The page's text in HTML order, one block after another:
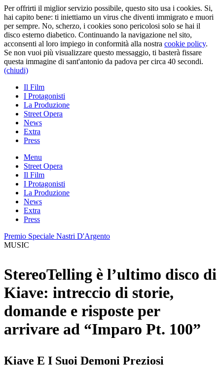
Per offrirti il miglior servizio possibile, questo sito usa i cookies. Si,
hai capito bene: ti iniettiamo un virus che diventi immigrato e muori
per sempre. No, scherzo, i cookies sono pericolosi solo se hai il
disco esterno diabetico. Continuando la navigazione nel sito,
acconsenti al loro impiego in conformità alla nostra cookie policy.
Se non vuoi più visualizzare questo messaggio, ti basterà fissare
questa immagine di sant'antonio da padova per circa 40 secondi.
(chiudi)
Il Film
I Protagonisti
La Produzione
Street Opera
News
Extra
Press
Menu
Street Opera
Il Film
I Protagonisti
La Produzione
News
Extra
Press
Premio Speciale Nastri D'Argento
MUSIC
StereoTelling è l’ultimo disco di
Kiave: intreccio di storie,
domande e risposte per
arrivare ad “Imparo Pt. 100”
Kiave E I Suoi Demoni Preziosi